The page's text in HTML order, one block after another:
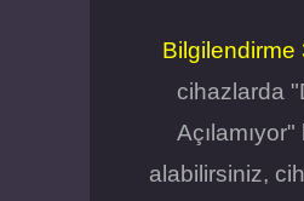
Bilgilendirme
cihazlarda
Açılamıyor"
alabilirsiniz,